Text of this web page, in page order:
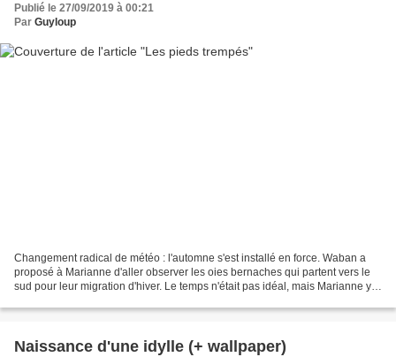
Publié le 27/09/2019 à 00:21
Par Guyloup
Changement radical de météo : l'automne s'est installé en force. Waban a
proposé à Marianne d'aller observer les oies bernaches qui partent vers le
sud pour leur migration d'hiver. Le temps n'était pas idéal, mais Marianne y
Naissance d'une idylle (+ wallpaper)